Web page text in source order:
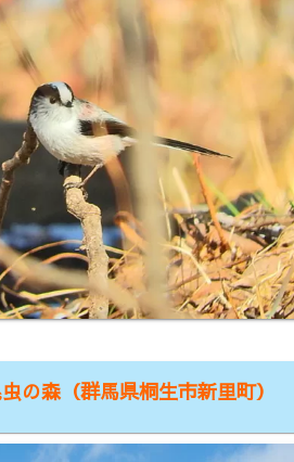
の森（群馬県桐生市新里町）